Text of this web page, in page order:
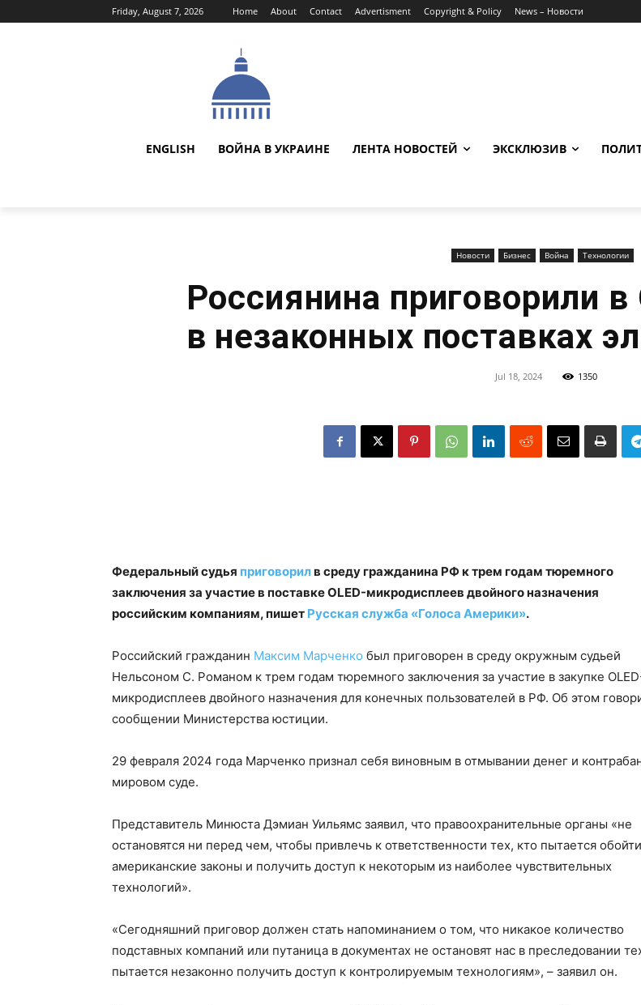
Friday, August 7, 2026 Home About Contact Advertisment Copyright & Policy News – Новости
ENGLISH ВОЙНА В УКРАИНЕ ЛЕНТА НОВОСТЕЙ ЭКСКЛЮЗИВ
Новости Бизнес Война Технологии
Россиянина приговорили
в незаконных поставках
Jul 18, 2024 1350
Федеральный судья приговорилв среду гражданина РФ к трем годам тюремного
заключения за участие в поставке OLED-микродисплеев двойного назначения
российским компаниям, пишет Русская служба «Голоса Америки».
Российский гражданин Максим Марченко был приговорен в среду окружным судьей
Нельсоном С. Романом к трем годам тюремного заключения за участие в закупке
микродисплеев двойного назначения для конечных пользователей в РФ. Об этом
сообщении Министерства юстиции.
29 февраля 2024 года Марченко признал себя виновным в отмывании денег и
мировом суде.
Представитель Минюста Дэмиан Уильямс заявил, что правоохранительные органы «не
остановятся ни перед чем, чтобы привлечь к ответственности тех, кто пытается обойти
американские законы и получить доступ к некоторым из наиболее чувствительных
технологий».
«Сегодняшний приговор должен стать напоминанием о том, что никакое количество
подставных компаний или путаница в документах не остановят нас в преследовании
пытается незаконно получить доступ к контролируемым технологиям», – заявил он.